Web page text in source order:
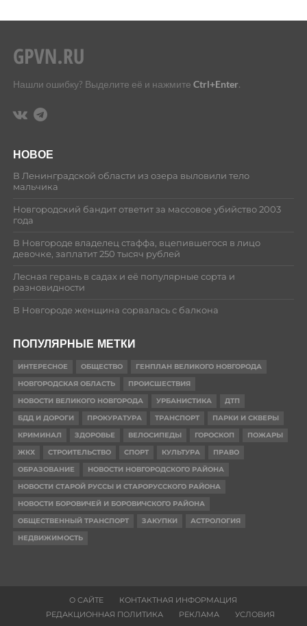
Нашли ошибку? Выделите её и нажмите Ctrl+Enter.
НОВОЕ
В Ленинградской области из озера выловили тело
мальчика
Новгородский бандит ответит за массовое убийство 2003
года
В Новгороде владелец стаффа, вцепившегося в лицо
девочке, заплатит 250 тысяч рублей
Лесная герань в садах и её популярные сорта и
разновидности
В Новгороде женщина сорвалась с балкона
ПОПУЛЯРНЫЕ МЕТКИ
ИНТЕРЕСНОЕ ОБЩЕСТВО
ГЕНПЛАН ВЕЛИКОГО НОВГОРОДА
НОВГОРОДСКАЯ ОБЛАСТЬ
ПРОИСШЕСТВИЯ
НОВОСТИ ВЕЛИКОГО НОВГОРОДА
УРБАНИСТИКА
ДТП
БДД И ДОРОГИ
ПРОКУРАТУРА ТРАНСПОРТ
ПАРКИ И СКВЕРЫ
КРИМИНАЛ
ЗДОРОВЬЕ ВЕЛОСИПЕДЫ ГОРОСКОП
ПОЖАРЫ
ЖКХ
СТРОИТЕЛЬСТВО СПОРТ КУЛЬТУРА
ПРАВО
ОБРАЗОВАНИЕ
НОВОСТИ НОВГОРОДСКОГО РАЙОНА
НОВОСТИ СТАРОЙ РУССЫ И СТАРОРУССКОГО РАЙОНА
НОВОСТИ БОРОВИЧЕЙ И БОРОВИЧСКОГО РАЙОНА
ОБЩЕСТВЕННЫЙ ТРАНСПОРТ
ЗАКУПКИ
АСТРОЛОГИЯ
НЕДВИЖИМОСТЬ
О САЙТЕ
КОНТАКТНАЯ ИНФОРМАЦИЯ
РЕДАКЦИОННАЯ ПОЛИТИКА
РЕКЛАМА УСЛОВИЯ